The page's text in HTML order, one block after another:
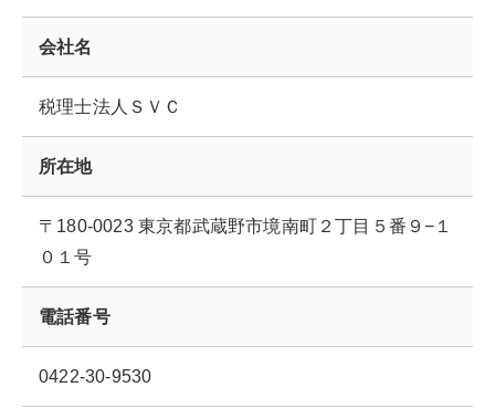
会社名
税理士法人ＳＶＣ
所在地
〒180-0023 東京都武蔵野市境南町２丁目５番９−１
０１号
電話番号
0422-30-9530